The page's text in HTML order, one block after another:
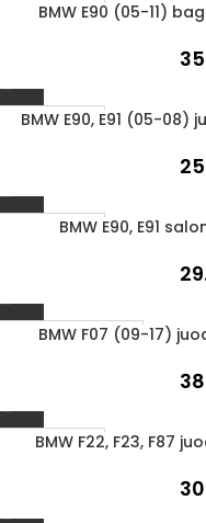
1–3 d. d.
BMW E90 (05-11)
1–3 d. d.
BMW E90, E91 (05-
1–3 d. d.
BMW E90, E91
Užsakoma prekė
BMW F07 (09-17)
1–3 d. d.
BMW F22, F23, F87